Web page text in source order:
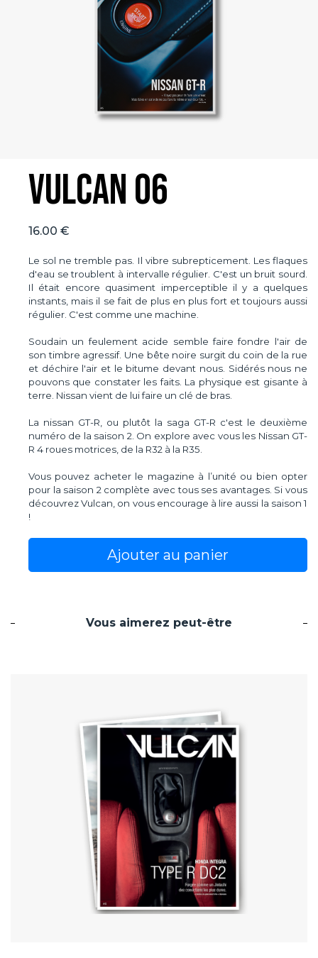
Vulcan 06
16.00 €
Le sol ne tremble pas. Il vibre subrepticement. Les flaques
d'eau se troublent à intervalle régulier. C'est un bruit sourd.
Il était encore quasiment imperceptible il y a quelques
instants, mais il se fait de plus en plus fort et toujours aussi
régulier. C'est comme une machine.
Soudain un feulement acide semble faire fondre l'air de
son timbre agressif. Une bête noire surgit du coin de la rue
et déchire l'air et le bitume devant nous. Sidérés nous ne
pouvons que constater les faits. La physique est gisante à
terre. Nissan vient de lui faire un clé de bras.
La nissan GT-R, ou plutôt la saga GT-R c'est le deuxième
numéro de la saison 2. On explore avec vous les Nissan GT-
R 4 roues motrices, de la R32 à la R35.
Vous pouvez acheter le magazine à l’unité ou bien opter
pour la saison 2 complète avec tous ses avantages. Si vous
découvrez Vulcan, on vous encourage à lire aussi la saison 1
!
Ajouter au panier
Vous aimerez peut-être